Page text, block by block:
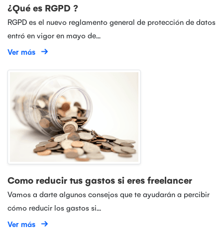
¿Qué es RGPD ?
RGPD es el nuevo reglamento general de protección de datos
entró en vigor en mayo de...
Ver más
Como reducir tus gastos si eres freelancer
Vamos a darte algunos consejos que te ayudarán a percibir
cómo reducir los gastos si...
Ver más